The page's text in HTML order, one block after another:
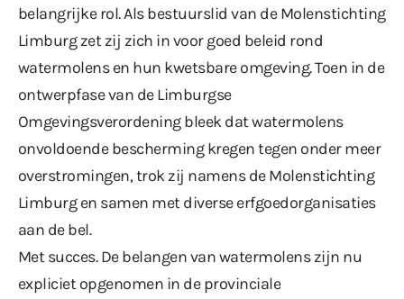
belangrijke rol. Als bestuurslid van de Molenstichting
Limburg zet zij zich in voor goed beleid rond
watermolens en hun kwetsbare omgeving. Toen in de
ontwerpfase van de Limburgse
Omgevingsverordening bleek dat watermolens
onvoldoende bescherming kregen tegen onder meer
overstromingen, trok zij namens de Molenstichting
Limburg en samen met diverse erfgoedorganisaties
aan de bel.
Met succes. De belangen van watermolens zijn nu
expliciet opgenomen in de provinciale